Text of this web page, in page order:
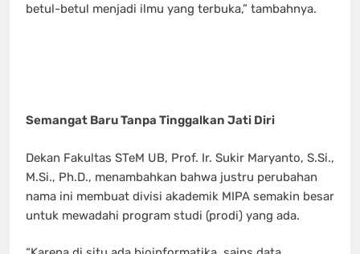
betul-betul menjadi ilmu yang terbuka,” tambahnya.
Semangat Baru Tanpa Tinggalkan Jati Diri
Dekan Fakultas STeM UB, Prof. Ir. Sukir Maryanto, S.Si.,
M.Si., Ph.D., menambahkan bahwa justru perubahan
nama ini membuat divisi akademik MIPA semakin besar
untuk mewadahi program studi (prodi) yang ada.